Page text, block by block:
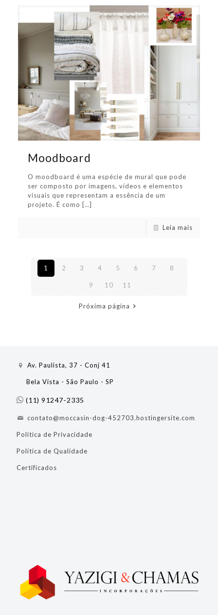
Moodboard
O moodboard é uma espécie de mural que pode
ser composto por imagens, vídeos e elementos
visuais que representam a essência de um
projeto. É como […]
Leia mais
1 2 3 4 5 6 7 8
9 10 11
Próxima página
Av. Paulista, 37 - Conj 41
Bela Vista - São Paulo - SP
(11) 91247-2335
contato@moccasin-dog-452703.hostingersite.com
Política de Privacidade
Política de Qualidade
Certificados